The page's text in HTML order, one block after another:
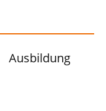
Ausbildung